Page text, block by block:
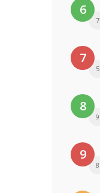
6
7
7
5
8
9
9
8